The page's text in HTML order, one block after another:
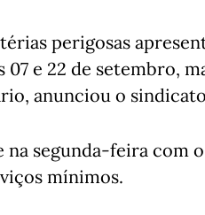
perigosas
e 22 de setembro,
anunciou o
na segunda-feira com
mínimos.